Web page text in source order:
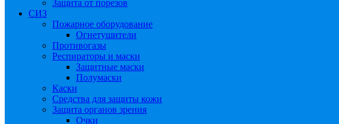
Защита от порезов
СИЗ
Пожарное оборудование
Огнетушители
Противогазы
Респираторы и маски
Защитные маски
Полумаски
Каски
Средства для защиты кожи
Защита органов зрения
Очки